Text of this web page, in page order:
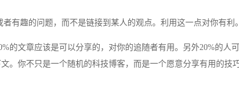
趣的问题，而不是链接到某人的观点。利用这一点对你有利。
文章应该是可以分享的，对你的追随者有用。另外20%的人
。你不只是一个随机的科技博客，而是一个愿意分享有用的技